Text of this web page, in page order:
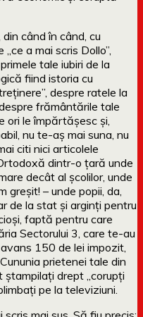
când în când, cu
a mai scris Dollo”,
tale iubiri de la
fiind istoria cu
despre ratele la
frământările tale
ori le împărtășesc și,
nu te-aș mai suna, nu
citi nici articolele
dintr-o țară unde
decât al școlilor, unde
greșit! – unde popii, da,
de la stat și arginți pentru
faptă pentru care
Sectorului 3, care te-au
150 de lei impozit,
prietenei tale din
ștampilați drept „corupți
pe la televiziuni.